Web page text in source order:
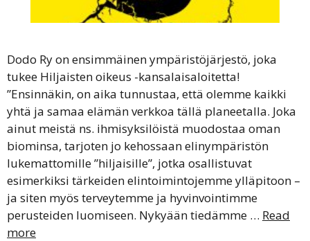
Dodo Ry on ensimmäinen ympäristöjärjestö, joka
tukee Hiljaisten oikeus -kansalaisaloitetta!
”Ensinnäkin, on aika tunnustaa, että olemme kaikki
yhtä ja samaa elämän verkkoa tällä planeetalla. Joka
ainut meistä ns. ihmisyksilöistä muodostaa oman
biominsa, tarjoten jo kehossaan elinympäristön
lukemattomille ”hiljaisille”, jotka osallistuvat
esimerkiksi tärkeiden elintoimintojemme ylläpitoon –
ja siten myös terveytemme ja hyvinvointimme
perusteiden luomiseen. Nykyään tiedämme … Read
more